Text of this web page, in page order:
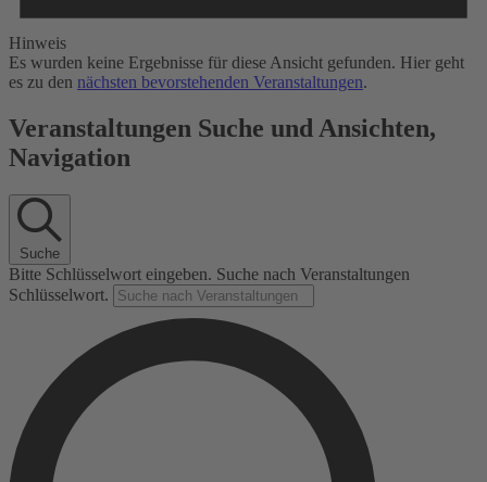
Hinweis
Es wurden keine Ergebnisse für diese Ansicht gefunden. Hier geht
es zu den nächsten bevorstehenden Veranstaltungen.
Veranstaltungen Suche und Ansichten,
Navigation
Suche
Bitte Schlüsselwort eingeben. Suche nach Veranstaltungen
Schlüsselwort.